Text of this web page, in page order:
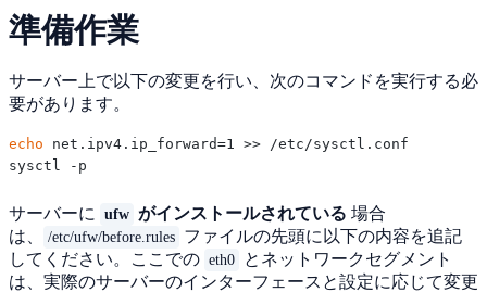
準備作業
サーバー上で以下の変更を行い、次のコマンドを実行する必
要があります。
echo net.ipv4.ip_forward=1 >> /etc/sysctl.conf
サーバーに ufw がインストールされている 場合
は、
/etc/ufw/before.rules ファイルの先頭に以下の内容を追記
してください。ここでの eth0
とネットワークセグメント
は、実際のサーバーのインターフェースと設定に応じて変更